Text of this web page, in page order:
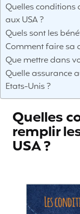
Quelles conditions
aux USA ?
Quels sont les
Comment faire sa
Que mettre dans
Quelle assurance
Etats-Unis ?
Quelles
remplir
USA ?